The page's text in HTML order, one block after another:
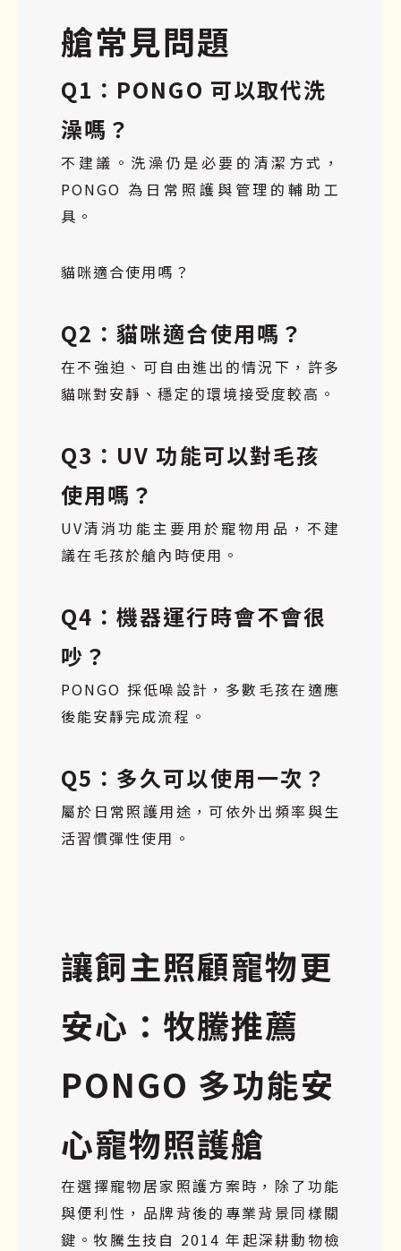
艙常見問題
Q1：PONGO 可以取代洗
澡嗎？
不建議。洗澡仍是必要的清潔方式，
PONGO 為日常照護與管理的輔助工
具。
貓咪適合使用嗎？
Q2：貓咪適合使用嗎？
在不強迫、可自由進出的情況下，許多
貓咪對安靜、穩定的環境接受度較高。
Q3：UV 功能可以對毛孩
使用嗎？
UV清消功能主要用於寵物用品，不建
議在毛孩於艙內時使用。
Q4：機器運行時會不會很
吵？
PONGO 採低噪設計，多數毛孩在適應
後能安靜完成流程。
Q5：多久可以使用一次？
屬於日常照護用途，可依外出頻率與生
活習慣彈性使用。
讓飼主照顧寵物更
安心：牧騰推薦
PONGO 多功能安
心寵物照護艙
在選擇寵物居家照護方案時，除了功能
與便利性，品牌背後的專業背景同樣關
鍵。牧騰生技自 2014 年起深耕動物檢